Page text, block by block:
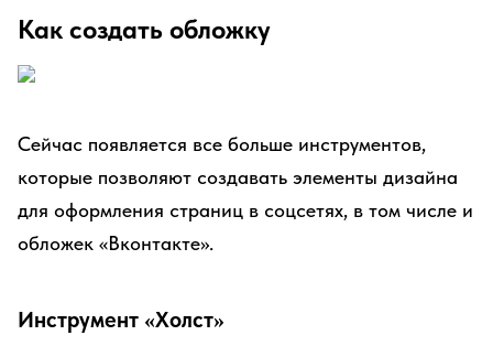
Как создать обложку
Сейчас появляется все больше инструментов,
которые позволяют создавать элементы дизайна
для оформления страниц в соцсетях, в том числе и
обложек «Вконтакте».
Инструмент «Холст»